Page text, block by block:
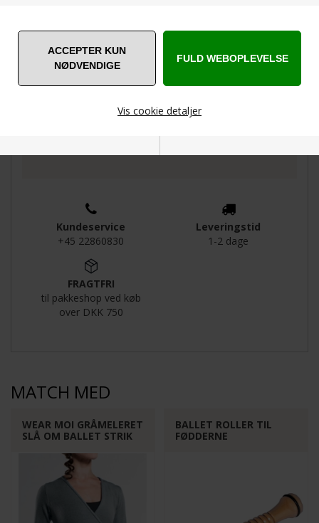
Vis cookie detaljer
Funktionelle
Capezio Ultra soft hel underdragt -
86%tactel/14%spandex
Hul under foden - kan bruges med helfod eller
Med tynde stropper
Kundeservice
+45 22860830
Leveringstid
1-2 dage
FRAGTFRI
til pakkeshop ved køb
over DKK 750
MATCH MED
WEAR MOI GRÅMELERET
SLÅ OM BALLET STRIK
BALLET ROLLER TIL
FØDDERNE